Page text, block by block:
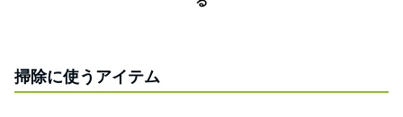
掃除に使うアイテム